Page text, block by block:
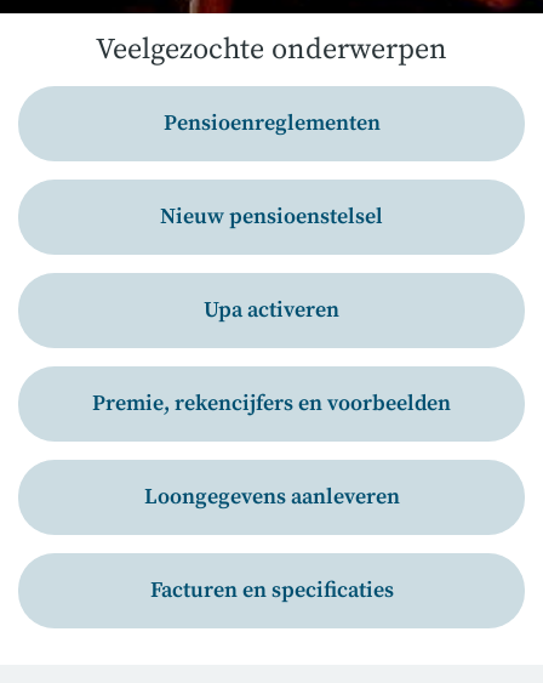
Veelgezochte onderwerpen
Pensioenreglementen
Nieuw pensioenstelsel
Upa activeren
Premie, rekencijfers en voorbeelden
Loongegevens aanleveren
Facturen en specificaties